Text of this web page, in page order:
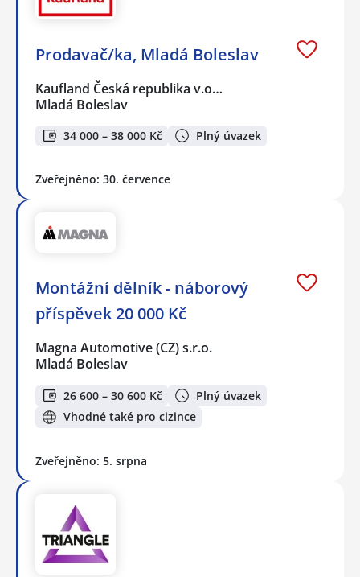
Prodavač/ka, Mladá Boleslav
Kaufland Česká republika v.o…
Mladá Boleslav
34 000 – 38 000 Kč Plný úvazek
Zveřejněno: 30. července
Montážní dělník - náborový
příspěvek 20 000 Kč
Magna Automotive (CZ) s.r.o.
Mladá Boleslav
26 600 – 30 600 Kč
Plný úvazek
Vhodné také pro cizince
Zveřejněno: 5. srpna